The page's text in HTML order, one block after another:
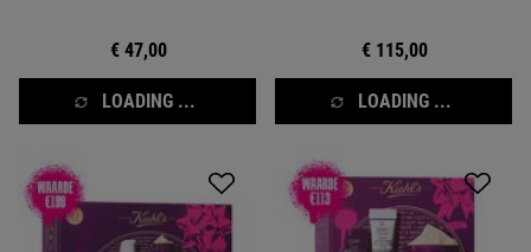
€ 47,00
LOADING ...
€ 115,00
LOADING ...